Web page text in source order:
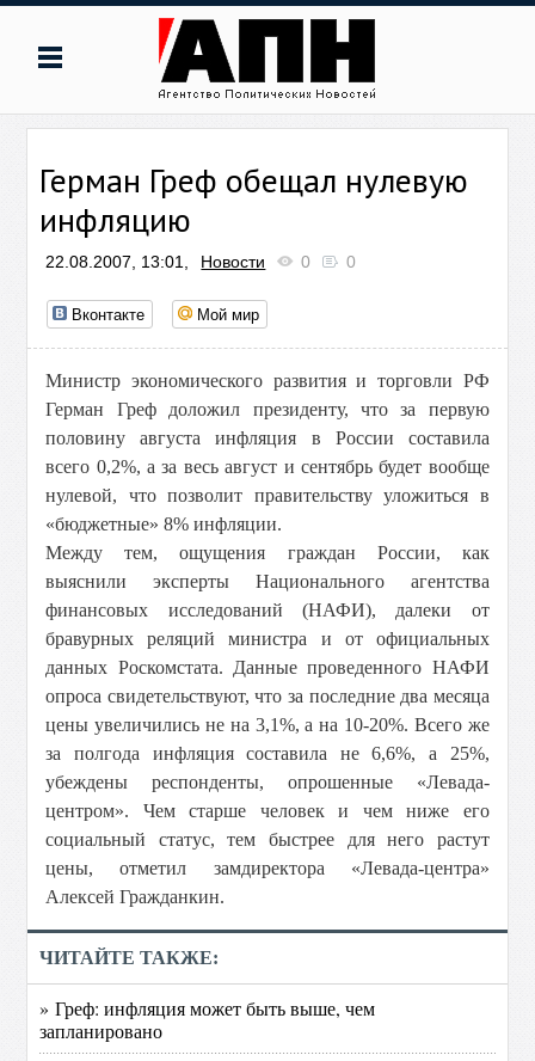
Герман Греф обещал нулевую
инфляцию
22.08.2007, 13:01, Новости 0 0
Вконтакте Мой мир
Министр экономического развития и торговли РФ
Герман Греф доложил президенту, что за первую
половину августа инфляция в России составила
всего 0,2%, а за весь август и сентябрь будет вообще
нулевой, что позволит правительству уложиться в
«бюджетные» 8% инфляции.
Между тем, ощущения граждан России, как
выяснили эксперты Национального агентства
финансовых исследований (НАФИ), далеки от
бравурных реляций министра и от официальных
данных Роскомстата. Данные проведенного НАФИ
опроса свидетельствуют, что за последние два месяца
цены увеличились не на 3,1%, а на 10-20%. Всего же
за полгода инфляция составила не 6,6%, а 25%,
убеждены респонденты, опрошенные «Левада-
центром». Чем старше человек и чем ниже его
социальный статус, тем быстрее для него растут
цены, отметил замдиректора «Левада-центра»
Алексей Гражданкин.
ЧИТАЙТЕ ТАКЖЕ:
» Греф: инфляция может быть выше, чем
запланировано